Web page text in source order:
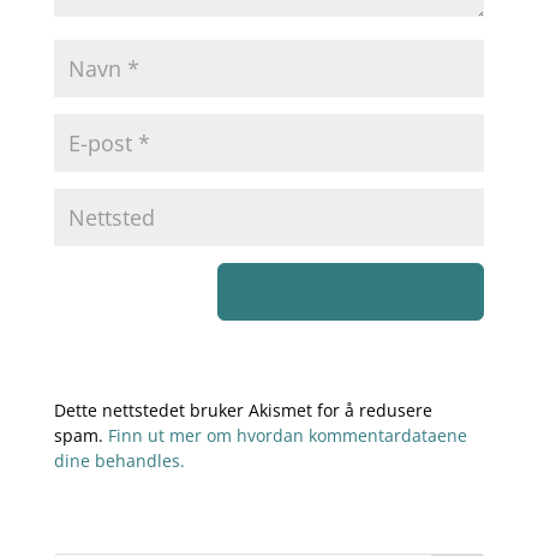
Dette nettstedet bruker Akismet for å redusere
spam. Finn ut mer om hvordan kommentardataene
dine behandles.